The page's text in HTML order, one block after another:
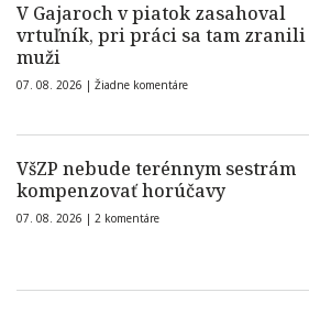
V Gajaroch v piatok zasahoval
vrtuľník, pri práci sa tam zranili
muži
07. 08. 2026 | Žiadne komentáre
VšZP nebude terénnym sestrám
kompenzovať horúčavy
07. 08. 2026 | 2 komentáre